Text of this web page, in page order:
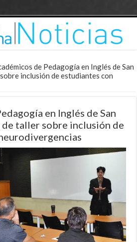
de Pedagogía en Inglés de San
inclusión de estudiantes con
en Inglés de San
taller sobre inclusión de